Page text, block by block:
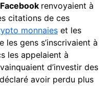
Facebook renvoyaient à
citations de ces
monnaies et les
les gens s’inscrivaient à
les appelaient à
d’investir des
avoir perdu plus